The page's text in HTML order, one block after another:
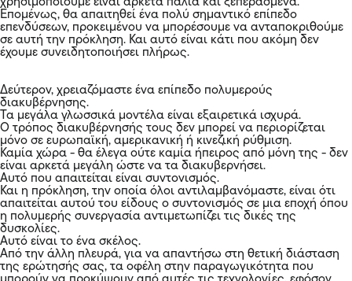
Επομένως, θα απαιτηθεί ένα πολύ σημαντικό επίπεδο
επενδύσεων, προκειμένου να μπορέσουμε να ανταποκριθούμε
σε αυτή την πρόκληση. Και αυτό είναι κάτι που ακόμη δεν
έχουμε συνειδητοποιήσει πλήρως.
Δεύτερον, χρειαζόμαστε ένα επίπεδο πολυμερούς
διακυβέρνησης.
Τα μεγάλα γλωσσικά μοντέλα είναι εξαιρετικά ισχυρά.
Ο τρόπος διακυβέρνησής τους δεν μπορεί να περιορίζεται
μόνο σε ευρωπαϊκή, αμερικανική ή κινεζική ρύθμιση.
Καμία χώρα - θα έλεγα ούτε καμία ήπειρος από μόνη της - δεν
είναι αρκετά μεγάλη ώστε να τα διακυβερνήσει.
Αυτό που απαιτείται είναι συντονισμός.
Και η πρόκληση, την οποία όλοι αντιλαμβανόμαστε, είναι ότι
απαιτείται αυτού του είδους ο συντονισμός σε μια εποχή όπου
η πολυμερής συνεργασία αντιμετωπίζει τις δικές της
δυσκολίες.
Αυτό είναι το ένα σκέλος.
Από την άλλη πλευρά, για να απαντήσω στη θετική διάσταση
της ερώτησής σας, τα οφέλη στην παραγωγικότητα που